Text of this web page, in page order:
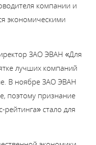
компании и
экономическими
ЗАО ЭВАН «Для
лучших компаний
В ноябре ЗАО ЭВАН
поэтому признание
рейтинга» стало для